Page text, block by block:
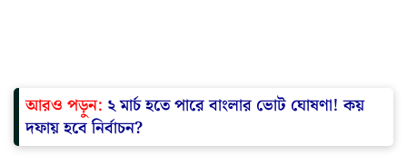
আরও পড়ুন: ২ মার্চ হতে পারে বাংলার ভোট ঘোষণা! কয়
দফায় হবে নির্বাচন?